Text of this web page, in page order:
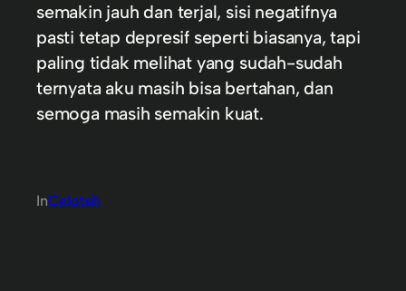
semakin jauh dan terjal, sisi negatifnya
pasti tetap depresif seperti biasanya, tapi
paling tidak melihat yang sudah-sudah
ternyata aku masih bisa bertahan, dan
semoga masih semakin kuat.
InCeloteh